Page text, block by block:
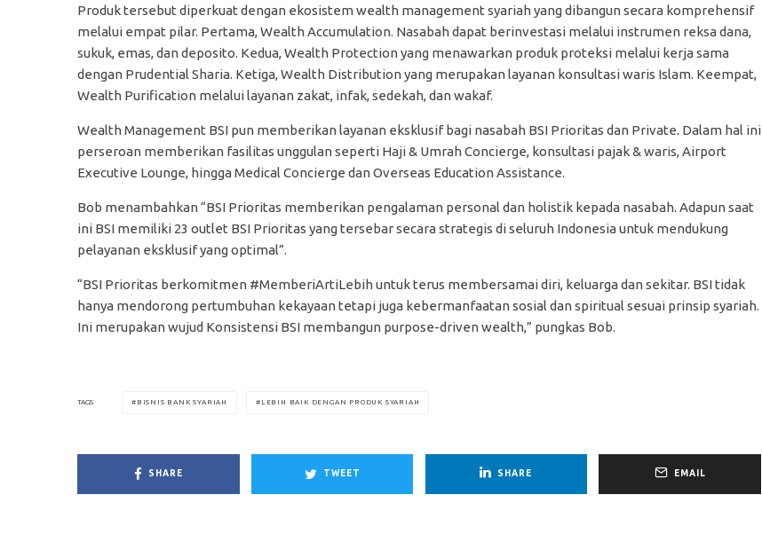
Produk tersebut diperkuat dengan ekosistem wealth management syariah yang dibangun secara komprehensif
melalui empat pilar. Pertama, Wealth Accumulation. Nasabah dapat berinvestasi melalui instrumen reksa dana,
sukuk, emas, dan deposito. Kedua, Wealth Protection yang menawarkan produk proteksi melalui kerja sama
dengan Prudential Sharia. Ketiga, Wealth Distribution yang merupakan layanan konsultasi waris Islam. Keempat,
Wealth Purification melalui layanan zakat, infak, sedekah, dan wakaf.
Wealth Management BSI pun memberikan layanan eksklusif bagi nasabah BSI Prioritas dan Private. Dalam hal ini
perseroan memberikan fasilitas unggulan seperti Haji & Umrah Concierge, konsultasi pajak & waris, Airport
Executive Lounge, hingga Medical Concierge dan Overseas Education Assistance.
Bob menambahkan “BSI Prioritas memberikan pengalaman personal dan holistik kepada nasabah. Adapun saat
ini BSI memiliki 23 outlet BSI Prioritas yang tersebar secara strategis di seluruh Indonesia untuk mendukung
pelayanan eksklusif yang optimal”.
“BSI Prioritas berkomitmen #MemberiArtiLebih untuk terus membersamai diri, keluarga dan sekitar. BSI tidak
hanya mendorong pertumbuhan kekayaan tetapi juga kebermanfaatan sosial dan spiritual sesuai prinsip syariah.
Ini merupakan wujud Konsistensi BSI membangun purpose-driven wealth,” pungkas Bob.
TAGS BISNIS BANK SYARIAH LEBIH BAIK DENGAN PRODUK SYARIAH
SHARE TWEET SHARE EMAIL